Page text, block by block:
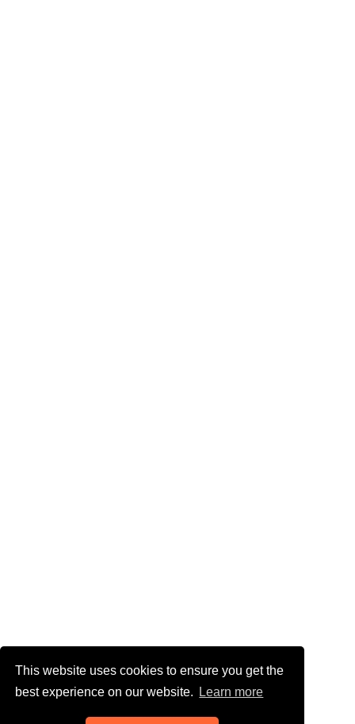
This website uses cookies to ensure you get the
best experience on our website.
Learn more